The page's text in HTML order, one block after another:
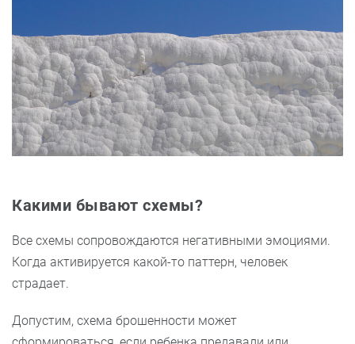
Какими бывают схемы?
Все схемы сопровождаются негативными эмоциями.
Когда активируется какой-то паттерн, человек
страдает.
Допустим, схема брошенности может